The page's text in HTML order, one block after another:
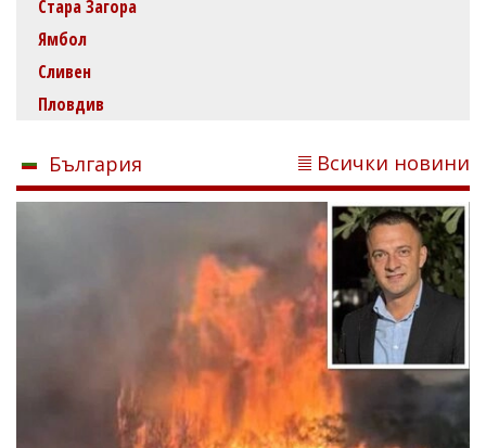
Стара Загора
Ямбол
Сливен
Пловдив
България Всички новини